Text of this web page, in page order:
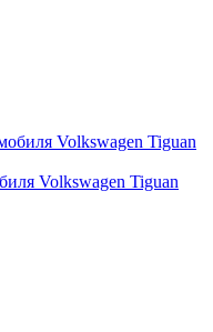
Volkswagen Tiguan